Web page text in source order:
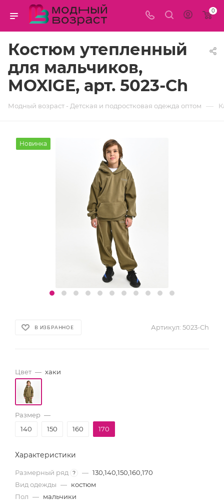
0
Костюм утепленный
для мальчиков,
MOXIGE, арт. 5023-Ch
Модный возраст - Детская и подростковая одежда оптом —
Новинка
В ИЗБРАННОЕ Артикул: 5023-Ch
Цвет — хаки
Размер —
140
150 160 170
Характеристики
Размерный ряд ? — 130,140,150,160,170
Вид одежды — костюм
Пол — мальчики